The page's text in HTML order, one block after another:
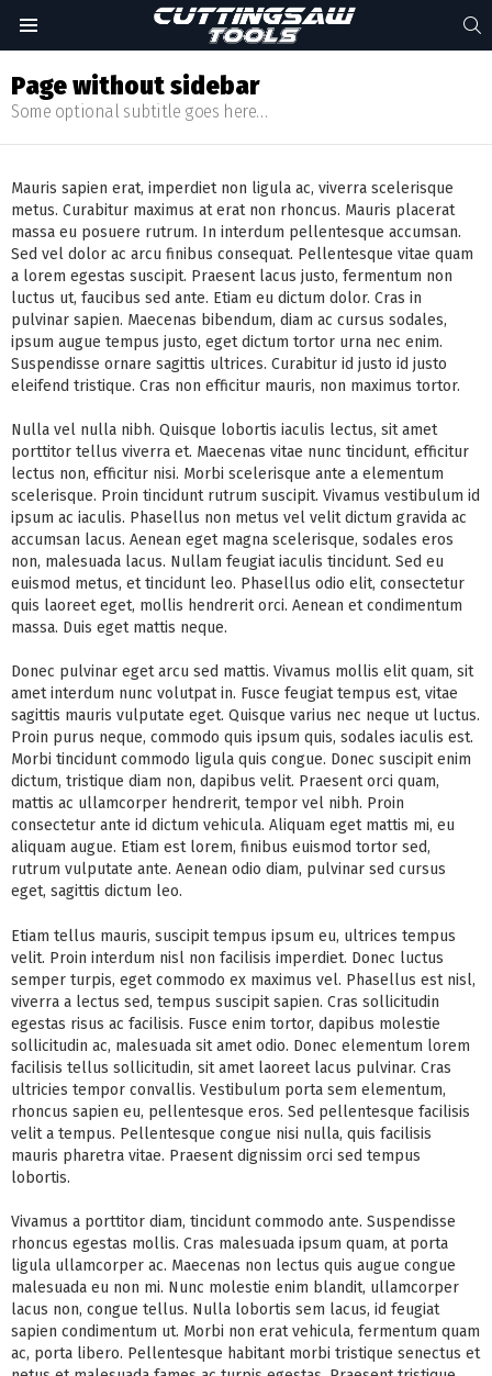
Page without sidebar
Some optional subtitle goes here…
Mauris sapien erat, imperdiet non ligula ac, viverra scelerisque
metus. Curabitur maximus at erat non rhoncus. Mauris placerat
massa eu posuere rutrum. In interdum pellentesque accumsan.
Sed vel dolor ac arcu finibus consequat. Pellentesque vitae quam
a lorem egestas suscipit. Praesent lacus justo, fermentum non
luctus ut, faucibus sed ante. Etiam eu dictum dolor. Cras in
pulvinar sapien. Maecenas bibendum, diam ac cursus sodales,
ipsum augue tempus justo, eget dictum tortor urna nec enim.
Suspendisse ornare sagittis ultrices. Curabitur id justo id justo
eleifend tristique. Cras non efficitur mauris, non maximus tortor.
Nulla vel nulla nibh. Quisque lobortis iaculis lectus, sit amet
porttitor tellus viverra et. Maecenas vitae nunc tincidunt, efficitur
lectus non, efficitur nisi. Morbi scelerisque ante a elementum
scelerisque. Proin tincidunt rutrum suscipit. Vivamus vestibulum id
ipsum ac iaculis. Phasellus non metus vel velit dictum gravida ac
accumsan lacus. Aenean eget magna scelerisque, sodales eros
non, malesuada lacus. Nullam feugiat iaculis tincidunt. Sed eu
euismod metus, et tincidunt leo. Phasellus odio elit, consectetur
quis laoreet eget, mollis hendrerit orci. Aenean et condimentum
massa. Duis eget mattis neque.
Donec pulvinar eget arcu sed mattis. Vivamus mollis elit quam, sit
amet interdum nunc volutpat in. Fusce feugiat tempus est, vitae
sagittis mauris vulputate eget. Quisque varius nec neque ut luctus.
Proin purus neque, commodo quis ipsum quis, sodales iaculis est.
Morbi tincidunt commodo ligula quis congue. Donec suscipit enim
dictum, tristique diam non, dapibus velit. Praesent orci quam,
mattis ac ullamcorper hendrerit, tempor vel nibh. Proin
consectetur ante id dictum vehicula. Aliquam eget mattis mi, eu
aliquam augue. Etiam est lorem, finibus euismod tortor sed,
rutrum vulputate ante. Aenean odio diam, pulvinar sed cursus
eget, sagittis dictum leo.
Etiam tellus mauris, suscipit tempus ipsum eu, ultrices tempus
velit. Proin interdum nisl non facilisis imperdiet. Donec luctus
semper turpis, eget commodo ex maximus vel. Phasellus est nisl,
viverra a lectus sed, tempus suscipit sapien. Cras sollicitudin
egestas risus ac facilisis. Fusce enim tortor, dapibus molestie
sollicitudin ac, malesuada sit amet odio. Donec elementum lorem
facilisis tellus sollicitudin, sit amet laoreet lacus pulvinar. Cras
ultricies tempor convallis. Vestibulum porta sem elementum,
rhoncus sapien eu, pellentesque eros. Sed pellentesque facilisis
velit a tempus. Pellentesque congue nisi nulla, quis facilisis
mauris pharetra vitae. Praesent dignissim orci sed tempus
lobortis.
Vivamus a porttitor diam, tincidunt commodo ante. Suspendisse
rhoncus egestas mollis. Cras malesuada ipsum quam, at porta
ligula ullamcorper ac. Maecenas non lectus quis augue congue
malesuada eu non mi. Nunc molestie enim blandit, ullamcorper
lacus non, congue tellus. Nulla lobortis sem lacus, id feugiat
sapien condimentum ut. Morbi non erat vehicula, fermentum quam
ac, porta libero. Pellentesque habitant morbi tristique senectus et